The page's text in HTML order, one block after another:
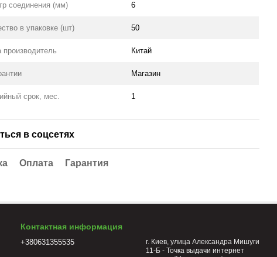
соединения (мм) 6
в упаковке (шт) 50
производитель Китай
Магазин
срок, мес. 1
в соцсетях
Оплата Гарантия
Контактная информация
+380631355535
г. Киев, улица Александра Мишуги
11-Б - Точка выдачи интернет